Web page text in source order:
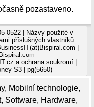
, Mobilní technologie,
, Software, Hardware,
pozastaveno.
0522 | Názvy použité v
příslušných vlastníků.
|
a ochrana soukromí|
S3 | pg(5650)